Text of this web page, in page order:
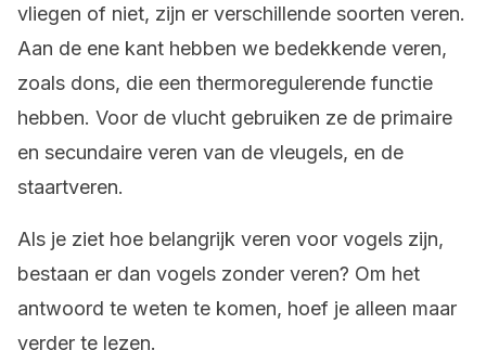
vliegen of niet, zijn er verschillende soorten veren.
Aan de ene kant hebben we bedekkende veren,
zoals dons, die een thermoregulerende functie
hebben. Voor de vlucht gebruiken ze de primaire
en secundaire veren van de vleugels, en de
staartveren.
Als je ziet hoe belangrijk veren voor vogels zijn,
bestaan er dan vogels zonder veren? Om het
antwoord te weten te komen, hoef je alleen maar
verder te lezen.